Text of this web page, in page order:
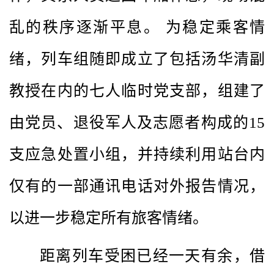
乱的秩序逐渐平息。 为稳定乘客情
绪，列车组随即成立了包括汤华清副
教授在内的七人临时党支部，组建了
由党员、退役军人及志愿者构成的15
支应急处置小组，并持续利用站台内
仅有的一部通讯电话对外报告情况，
以进一步稳定所有旅客情绪。
距离列车受困已经一天有余，借